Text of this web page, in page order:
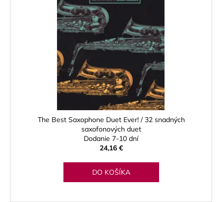
The Best Saxophone Duet Ever! / 32 snadných
saxofonových duet
Dodanie 7-10 dní
24,16 €
DO KOŠÍKA